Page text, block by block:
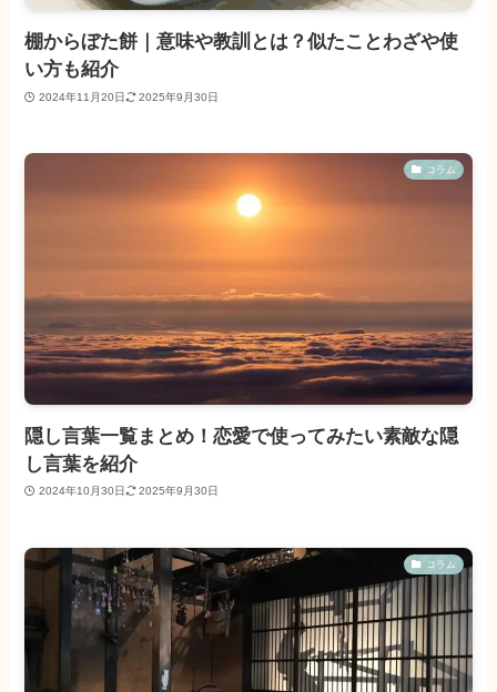
棚からぼた餅｜意味や教訓とは？似たことわざや使
い方も紹介
2024年11月20日 2025年9月30日
コラム
隠し言葉一覧まとめ！恋愛で使ってみたい素敵な隠
し言葉を紹介
2024年10月30日 2025年9月30日
コラム